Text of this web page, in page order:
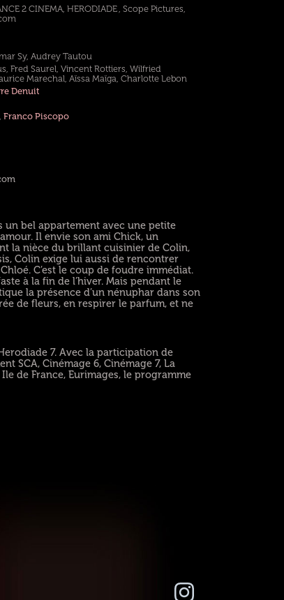
2 CINEMA, HERODIADE , Scope Pictures,
Sy, Audrey Tautou
Fred Saurel, Vincent Rottiers, Wilfried
Marechal, Aïssa Maïga, Charlotte Lebon
Denuit
Franco Piscopo
bel appartement avec une petite
Il envie son ami Chick, un
la nièce du brillant cuisinier de Colin,
Colin exige lui aussi de rencontrer
C’est le coup de foudre immédiat.
à la fin de l’hiver. Mais pendant le
la présence d’un nénuphar dans son
de fleurs, en respirer le parfum, et ne
7. Avec la participation de
SCA, Cinémage 6, Cinémage 7, La
de France, Eurimages, le programme